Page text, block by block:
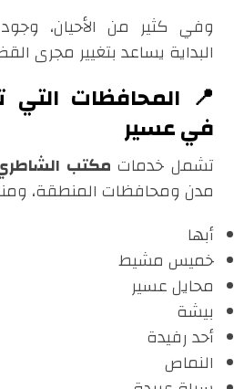
وفي كثير من الأحيان،
البداية يساعد بتغيير مجرى
📍 المحافظات التي
في عسير
تشمل خدمات مكتب
مدن ومحافظات المنطقة،
أبها
خميس مشيط
محايل عسير
بيشة
أحد رفيدة
النماص